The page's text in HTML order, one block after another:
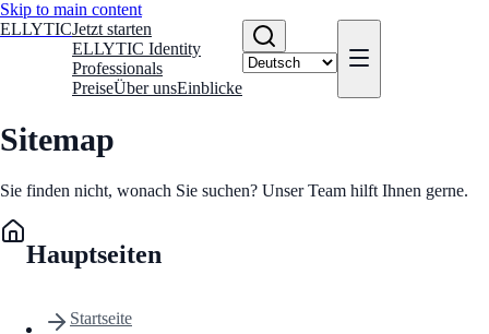
Skip to main content
ELLYTICJetzt starten
ELLYTIC Identity
Professionals
PreiseÜber unsEinblicke
Sitemap
Sie finden nicht, wonach Sie suchen? Unser Team hilft Ihnen gerne.
Hauptseiten
Startseite